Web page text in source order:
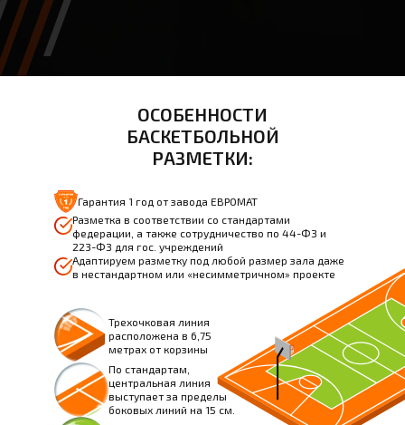
ОСОБЕННОСТИ
БАСКЕТБОЛЬНОЙ
РАЗМЕТКИ:
Разметка в соответствии со стандартами
федерации, а также сотрудничество по 44-ФЗ и
223-ФЗ для гос. учреждений
Гарантия 1 год от завода ЕВРОМАТ
Адаптируем разметку под любой размер зала даже
в нестандартном или «несимметричном» проекте
Трехочковая линия
расположена в 6,75
метрах от корзины
По стандартам,
центральная линия
выступает за пределы
боковых линий на 15 см.